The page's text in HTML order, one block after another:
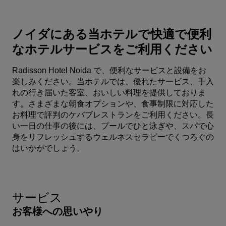
ノイダにある当ホテルで快適で便利
なホテルサービスをご利用ください
Radisson Hotel Noida で、便利なサービスと設備をお
楽しみください。当ホテルでは、優れたサービス、手入
れの行き届いた客室、おいしい料理を提供しておりま
す。さまざまな朝食オプションや、食事制限に対応した
お料理で評判のケバブレストランをご利用ください。長
い一日の仕事の後には、プールでひと泳ぎや、スパで心
身をリフレッシュするウェルネスセラピーでくつろぐの
はいかがでしょう。
サービス
お客様への思いやり